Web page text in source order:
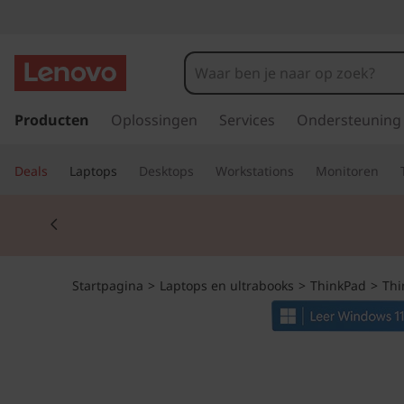
h
n
k
a
a
Producten Oplossingen Services Ondersteuning
Deals Laptops Desktops Workstations Monitoren
Currently displaying item 2 of 2
Startpagina > Laptops en ultrabooks > ThinkPad >